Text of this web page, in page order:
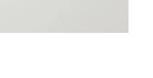
111 zł